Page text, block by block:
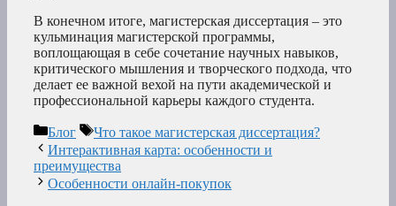
В конечном итоге, магистерская диссертация – это
кульминация магистерской программы,
воплощающая в себе сочетание научных навыков,
критического мышления и творческого подхода, что
делает ее важной вехой на пути академической и
профессиональной карьеры каждого студента.
Рубрики
Блог Метки
Что такое магистерская диссертация?
Интерактивная карта: особенности и
преимущества
Особенности онлайн-покупок